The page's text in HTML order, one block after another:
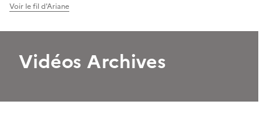
Voir le fil d'Ariane
Vidéos Archives